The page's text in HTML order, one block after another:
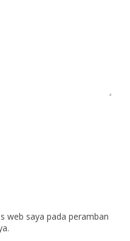
web saya pada peramban